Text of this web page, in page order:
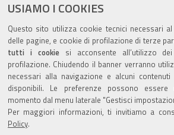
USIAMO I COOKIES
Questo sito utilizza cookie tecnici necessari
delle pagine, e cookie di profilazione di terze
tutti i cookiesi acconsente all’utilizzo
profilazione. Chiudendo il banner verranno
necessari alla navigazione e alcuni
disponibili. Le preferenze possono essere
momento dal menu laterale "Gestisci
Per maggiori informazioni, ti invitiamo a
Policy.
Agenda eventi
torna alla sezione
Valuta